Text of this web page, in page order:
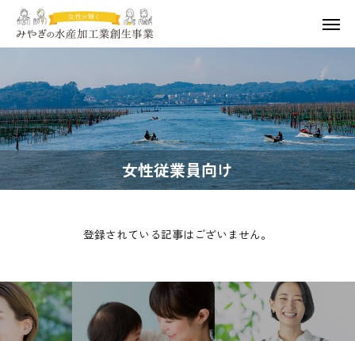
女性従業員向け
登録されている記事はございません。